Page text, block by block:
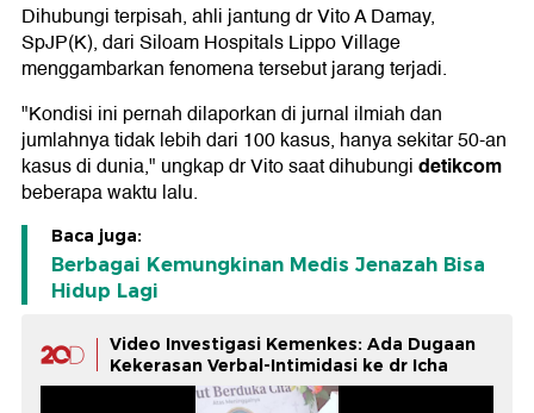
Dihubungi terpisah, ahli jantung dr Vito A Damay,
SpJP(K), dari Siloam Hospitals Lippo Village
menggambarkan fenomena tersebut jarang terjadi.
"Kondisi ini pernah dilaporkan di jurnal ilmiah dan
jumlahnya tidak lebih dari 100 kasus, hanya sekitar 50-an
kasus di dunia," ungkap dr Vito saat dihubungidetikcom
beberapa waktu lalu.
Baca juga:
Berbagai Kemungkinan Medis Jenazah Bisa
Hidup Lagi
Video Investigasi Kemenkes: Ada Dugaan
Kekerasan Verbal-Intimidasi ke dr Icha